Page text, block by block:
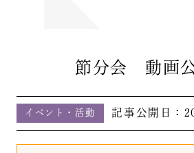
節分会 動画公
イベント・活動 記事公開日：